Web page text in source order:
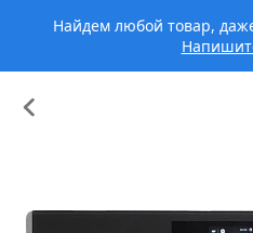
Найдем любой товар,